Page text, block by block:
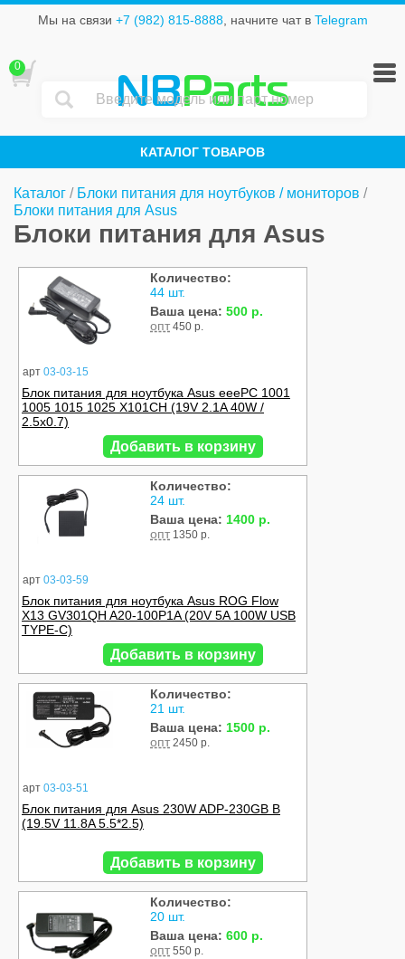
Мы на связи +7 (982) 815-8888, начните чат в Telegram
NBParts
КАТАЛОГ ТОВАРОВ
0
Каталог / Блоки питания для ноутбуков / мониторов /
Блоки питания для Asus
Блоки питания для Asus
арт 03-03-15
Количество:
44 шт.
Ваша цена: 500 р.
опт 450 р.
Блок питания для ноутбука Asus eeePC 1001
1005 1015 1025 X101CH (19V 2.1A 40W /
2.5x0.7)
Добавить в корзину
арт 03-03-59
Количество:
24 шт.
Ваша цена: 1400 р.
опт 1350 р.
Блок питания для ноутбука Asus ROG Flow
X13 GV301QH A20-100P1A (20V 5A 100W USB
TYPE-C)
Добавить в корзину
арт 03-03-51
Количество:
21 шт.
Ваша цена: 1500 р.
опт 2450 р.
Блок питания для Asus 230W ADP-230GB B
(19.5V 11.8A 5.5*2.5)
Добавить в корзину
Количество:
20 шт.
Ваша цена: 600 р.
опт 550 р.